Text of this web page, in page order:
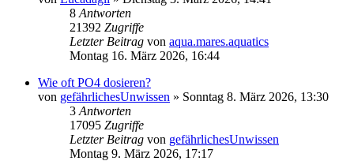
8 Antworten
21392 Zugriffe
Letzter Beitrag von aqua.mares.aquatics
Montag 16. März 2026, 16:44
Wie oft PO4 dosieren?
von gefährlichesUnwissen » Sonntag 8. März 2026, 13:30
3 Antworten
17095 Zugriffe
Letzter Beitrag von gefährlichesUnwissen
Montag 9. März 2026, 17:17